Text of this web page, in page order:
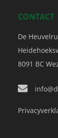
CONTACT
De
8091 BC